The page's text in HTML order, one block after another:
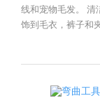
线和宠物毛发。 清
饰到毛衣，裤子和